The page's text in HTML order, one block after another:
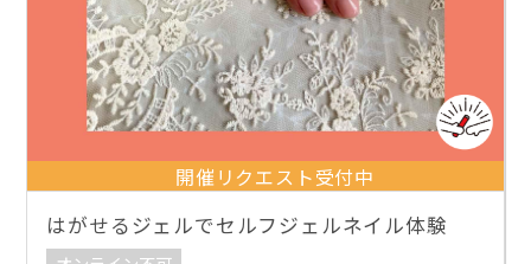
開催リクエスト受付中
はがせるジェルでセルフジェルネイル体験